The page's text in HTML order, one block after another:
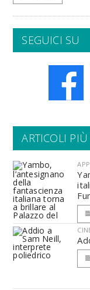
SEGUICI SU
ARTICOLI